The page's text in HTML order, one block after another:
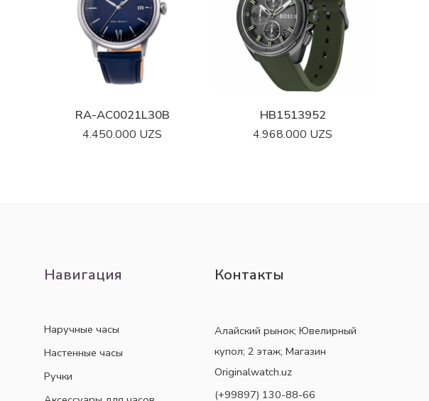
RA-AC0021L30B
4.450.000 UZS
HB1513952
4.968.000 UZS
Навигация
Наручные часы
Настенные часы
Ручки
Контакты
Алайский рынок; Ювелирный
купол; 2 этаж; Магазин
Originalwatch.uz
(+99897) 130-88-66